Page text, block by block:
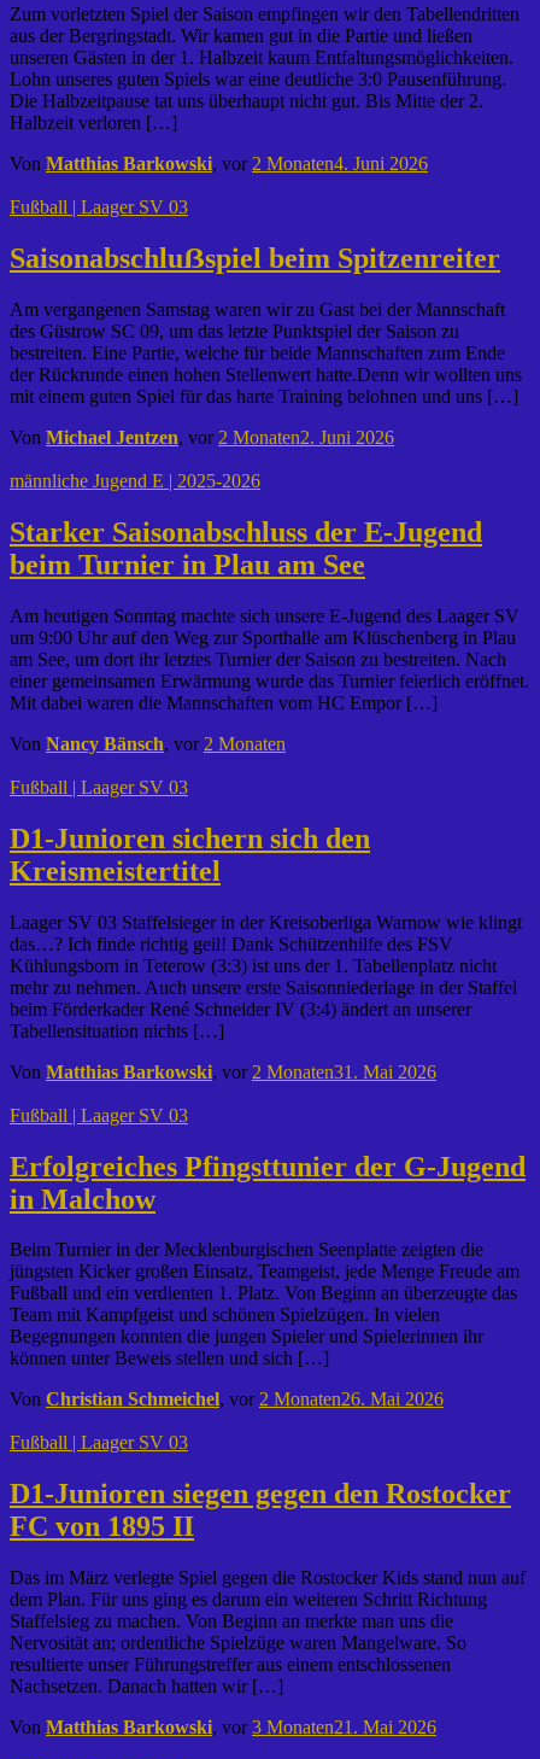
Zum vorletzten Spiel der Saison empfingen wir den Tabellendritten
aus der Bergringstadt. Wir kamen gut in die Partie und ließen
unseren Gästen in der 1. Halbzeit kaum Entfaltungsmöglichkeiten.
Lohn unseres guten Spiels war eine deutliche 3:0 Pausenführung.
Die Halbzeitpause tat uns überhaupt nicht gut. Bis Mitte der 2.
Halbzeit verloren […]
Von Matthias Barkowski, vor 2 Monaten4. Juni 2026
Fußball | Laager SV 03
Saisonabschluẞspiel beim Spitzenreiter
Am vergangenen Samstag waren wir zu Gast bei der Mannschaft
des Güstrow SC 09, um das letzte Punktspiel der Saison zu
bestreiten. Eine Partie, welche für beide Mannschaften zum Ende
der Rückrunde einen hohen Stellenwert hatte.Denn wir wollten uns
mit einem guten Spiel für das harte Training belohnen und uns […]
Von Michael Jentzen, vor 2 Monaten2. Juni 2026
männliche Jugend E | 2025-2026
Starker Saisonabschluss der E-Jugend
beim Turnier in Plau am See
Am heutigen Sonntag machte sich unsere E-Jugend des Laager SV
um 9:00 Uhr auf den Weg zur Sporthalle am Klüschenberg in Plau
am See, um dort ihr letztes Turnier der Saison zu bestreiten. Nach
einer gemeinsamen Erwärmung wurde das Turnier feierlich eröffnet.
Mit dabei waren die Mannschaften vom HC Empor […]
Von Nancy Bänsch, vor 2 Monaten
Fußball | Laager SV 03
D1-Junioren sichern sich den
Kreismeistertitel
Laager SV 03 Staffelsieger in der Kreisoberliga Warnow wie klingt
das…? Ich finde richtig geil! Dank Schützenhilfe des FSV
Kühlungsborn in Teterow (3:3) ist uns der 1. Tabellenplatz nicht
mehr zu nehmen. Auch unsere erste Saisonniederlage in der Staffel
beim Förderkader René Schneider IV (3:4) ändert an unserer
Tabellensituation nichts […]
Von Matthias Barkowski, vor 2 Monaten31. Mai 2026
Fußball | Laager SV 03
Erfolgreiches Pfingsttunier der G-Jugend
in Malchow
Beim Turnier in der Mecklenburgischen Seenplatte zeigten die
jüngsten Kicker großen Einsatz, Teamgeist, jede Menge Freude am
Fußball und ein verdienten 1. Platz. Von Beginn an überzeugte das
Team mit Kampfgeist und schönen Spielzügen. In vielen
Begegnungen konnten die jungen Spieler und Spielerinnen ihr
können unter Beweis stellen und sich […]
Von Christian Schmeichel, vor2 Monaten26. Mai 2026
Fußball | Laager SV 03
D1-Junioren siegen gegen den Rostocker
FC von 1895 II
Das im März verlegte Spiel gegen die Rostocker Kids stand nun auf
dem Plan. Für uns ging es darum ein weiteren Schritt Richtung
Staffelsieg zu machen. Von Beginn an merkte man uns die
Nervosität an; ordentliche Spielzüge waren Mangelware. So
resultierte unser Führungstreffer aus einem entschlossenen
Nachsetzen. Danach hatten wir […]
Von Matthias Barkowski, vor3 Monaten21. Mai 2026